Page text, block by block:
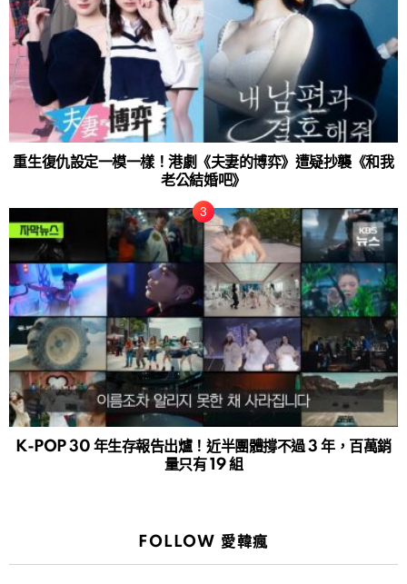
重生復仇設定一模一樣！港劇《夫妻的博弈》遭疑抄襲《和我
老公結婚吧》
K-POP 30 年生存報告出爐！近半團體撐不過 3 年，百萬銷
量只有 19 組
FOLLOW 愛韓瘋